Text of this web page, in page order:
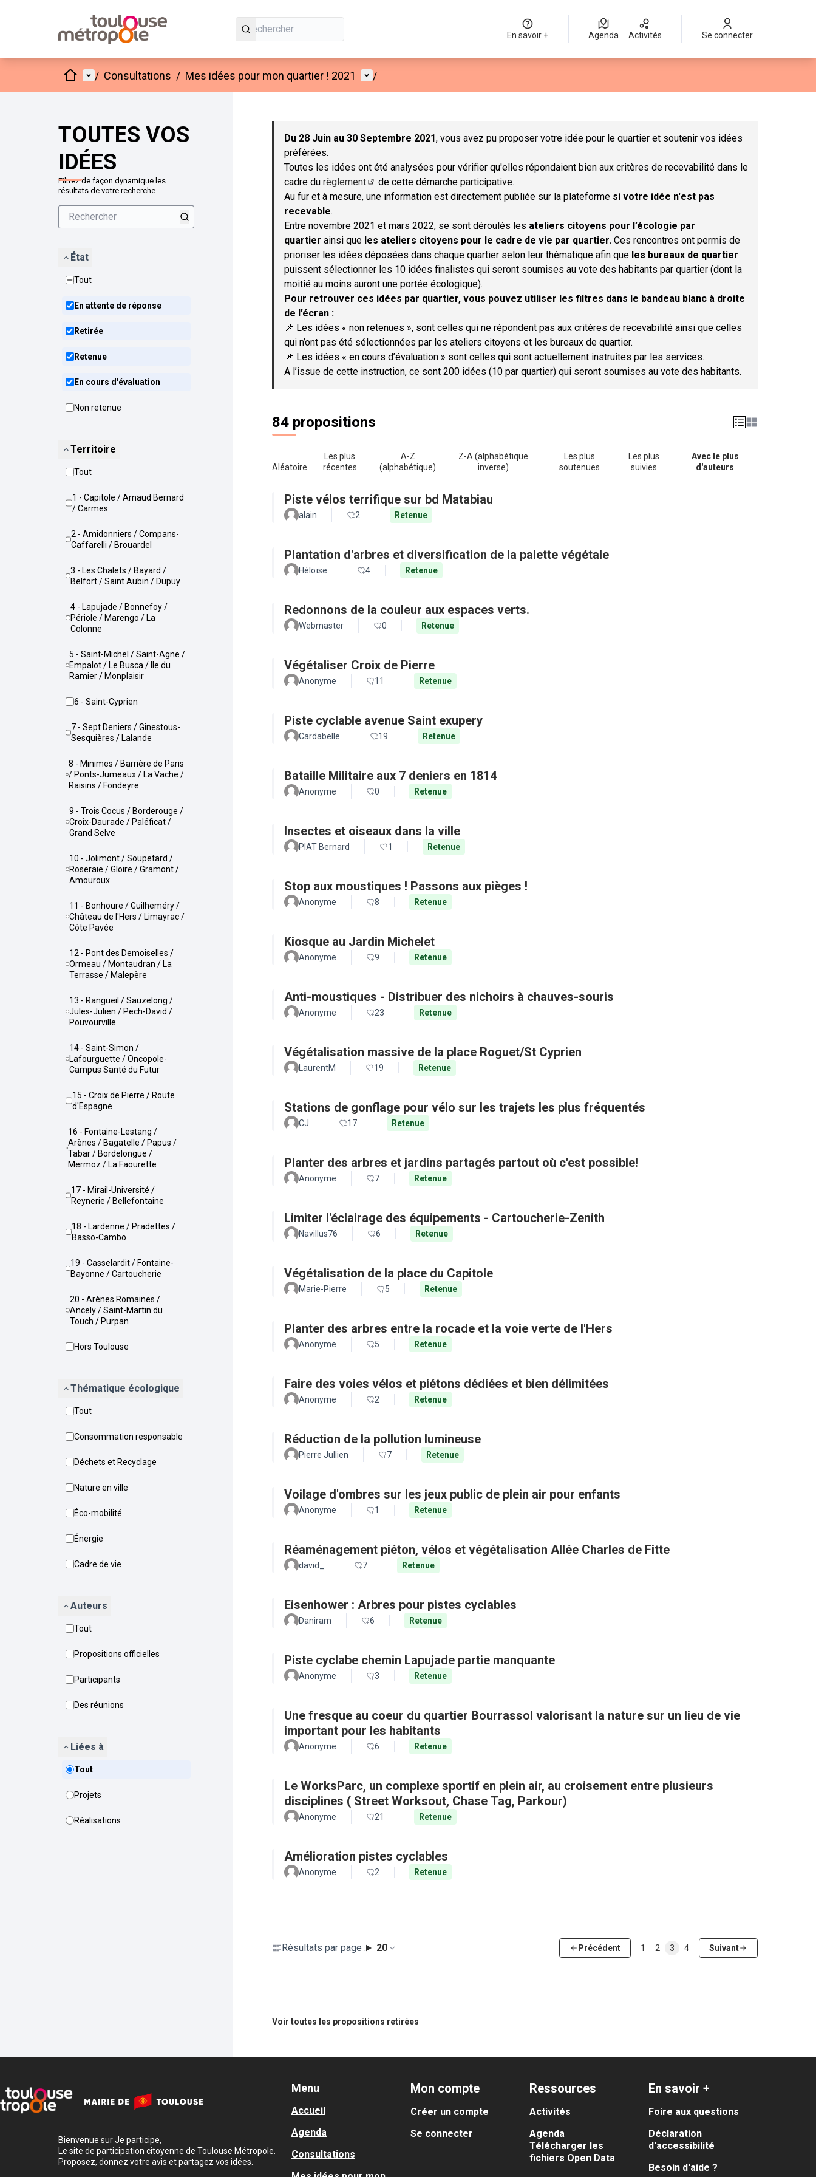
En savoir + Agenda Activités Se connecter
AccueilMenu principal
/ Consultations / Mes idées pour mon quartier ! 2021 Menu utilisateur
/
TOUTES VOS
IDÉES
Filtrez de façon dynamique les
résultats de votre recherche.
État
Tout
En attente de réponse
Retirée
Retenue
En cours d'évaluation
Non retenue
Territoire
Tout
1 - Capitole / Arnaud Bernard
/ Carmes
2 - Amidonniers / Compans-
Caffarelli / Brouardel
3 - Les Chalets / Bayard /
Belfort / Saint Aubin / Dupuy
4 - Lapujade / Bonnefoy /
Périole / Marengo / La
Colonne
5 - Saint-Michel / Saint-Agne /
Empalot / Le Busca / Ile du
Ramier / Monplaisir
6 - Saint-Cyprien
7 - Sept Deniers / Ginestous-
Sesquières / Lalande
8 - Minimes / Barrière de Paris
/ Ponts-Jumeaux / La Vache /
Raisins / Fondeyre
9 - Trois Cocus / Borderouge /
Croix-Daurade / Paléficat /
Grand Selve
10 - Jolimont / Soupetard /
Roseraie / Gloire / Gramont /
Amouroux
11 - Bonhoure / Guilheméry /
Château de l'Hers / Limayrac /
Côte Pavée
12 - Pont des Demoiselles /
Ormeau / Montaudran / La
Terrasse / Malepère
13 - Rangueil / Sauzelong /
Jules-Julien / Pech-David /
Pouvourville
14 - Saint-Simon /
Lafourguette / Oncopole-
Campus Santé du Futur
15 - Croix de Pierre / Route
d'Espagne
16 - Fontaine-Lestang /
Arènes / Bagatelle / Papus /
Tabar / Bordelongue /
Mermoz / La Faourette
17 - Mirail-Université /
Reynerie / Bellefontaine
18 - Lardenne / Pradettes /
Basso-Cambo
19 - Casselardit / Fontaine-
Bayonne / Cartoucherie
20 - Arènes Romaines /
Ancely / Saint-Martin du
Touch / Purpan
Hors Toulouse
Thématique écologique
Tout
Consommation responsable
Déchets et Recyclage
Nature en ville
Éco-mobilité
Énergie
Cadre de vie
Auteurs
Tout
Propositions officielles
Participants
Des réunions
Liées à
Tout
Projets
Réalisations
Passer la carte
Du 28 Juin au 30 Septembre 2021, vous avez pu proposer votre idée pour le quartier et soutenir vos idées
préférées.
Toutes les idées ont été analysées pour vérifier qu'elles répondaient bien aux critères de recevabilité dans le
cadre du règlement
(S'ouvre dans un nouvel onglet)
de cette démarche participative.
Au fur et à mesure, une information est directement publiée sur la plateforme si votre idée n'est pas
recevable.
Entre novembre 2021 et mars 2022, se sont déroulés les ateliers citoyens pour l’écologie par
quartier ainsi que les ateliers citoyens pour le cadre de vie par quartier. Ces rencontres ont permis de
prioriser les idées déposées dans chaque quartier selon leur thématique afin que les bureaux de quartier
puissent sélectionner les 10 idées finalistes qui seront soumises au vote des habitants par quartier (dont la
moitié au moins auront une portée écologique).
Pour retrouver ces idées par quartier, vous pouvez utiliser les filtres dans le bandeau blanc à droite
de l’écran :
📌 Les idées « non retenues », sont celles qui ne répondent pas aux critères de recevabilité ainsi que celles
qui n’ont pas été sélectionnées par les ateliers citoyens et les bureaux de quartier.
📌 Les idées « en cours d’évaluation » sont celles qui sont actuellement instruites par les services.
A l’issue de cette instruction, ce sont 200 idées (10 par quartier) qui seront soumises au vote des habitants.
84 propositions
Aléatoire
Les plus
récentes
A-Z
(alphabétique)
Z-A (alphabétique
inverse)
Les plus
soutenues
Les plus
suivies
Avec le plus
d'auteurs
Piste vélos terrifique sur bd Matabiau
alain 2 Retenue
Plantation d'arbres et diversification de la palette végétale
Héloïse 4 Retenue
Redonnons de la couleur aux espaces verts.
Webmaster 0 Retenue
Végétaliser Croix de Pierre
Anonyme 11 Retenue
Piste cyclable avenue Saint exupery
Cardabelle 19 Retenue
Bataille Militaire aux 7 deniers en 1814
Anonyme 0 Retenue
Insectes et oiseaux dans la ville
PIAT Bernard 1 Retenue
Stop aux moustiques ! Passons aux pièges !
Anonyme 8 Retenue
Kiosque au Jardin Michelet
Anonyme 9 Retenue
Anti-moustiques - Distribuer des nichoirs à chauves-souris
Anonyme 23 Retenue
Végétalisation massive de la place Roguet/St Cyprien
LaurentM 19 Retenue
Stations de gonflage pour vélo sur les trajets les plus fréquentés
CJ 17 Retenue
Planter des arbres et jardins partagés partout où c'est possible!
Anonyme 7 Retenue
Limiter l'éclairage des équipements - Cartoucherie-Zenith
Navillus76 6 Retenue
Végétalisation de la place du Capitole
Marie-Pierre 5 Retenue
Planter des arbres entre la rocade et la voie verte de l'Hers
Anonyme 5 Retenue
Faire des voies vélos et piétons dédiées et bien délimitées
Anonyme 2 Retenue
Réduction de la pollution lumineuse
Pierre Jullien 7 Retenue
Voilage d'ombres sur les jeux public de plein air pour enfants
Anonyme 1 Retenue
Réaménagement piéton, vélos et végétalisation Allée Charles de Fitte
david_ 7 Retenue
Eisenhower : Arbres pour pistes cyclables
Daniram 6 Retenue
Piste cyclabe chemin Lapujade partie manquante
Anonyme 3 Retenue
Une fresque au coeur du quartier Bourrassol valorisant la nature sur un lieu de vie
important pour les habitants
Anonyme 6 Retenue
Le WorksParc, un complexe sportif en plein air, au croisement entre plusieurs
disciplines ( Street Worksout, Chase Tag, Parkour)
Anonyme 21 Retenue
Amélioration pistes cyclables
Anonyme 2 Retenue
Résultats par page : 20 Précédent 1 2 3 4 Suivant
Voir toutes les propositions retirées
Bienvenue sur Je participe,
Le site de participation citoyenne de Toulouse Métropole.
Proposez, donnez votre avis et partagez vos idées.
Menu
Accueil
Agenda
Consultations
Mon compte
Créer un compte
Se connecter
Ressources
Activités
Agenda
Télécharger les
fichiers Open Data
En savoir +
Foire aux questions
Déclaration
d'accessibilité
Besoin d'aide ?